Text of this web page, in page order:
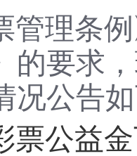
管理条
的要求
况公告
票公益